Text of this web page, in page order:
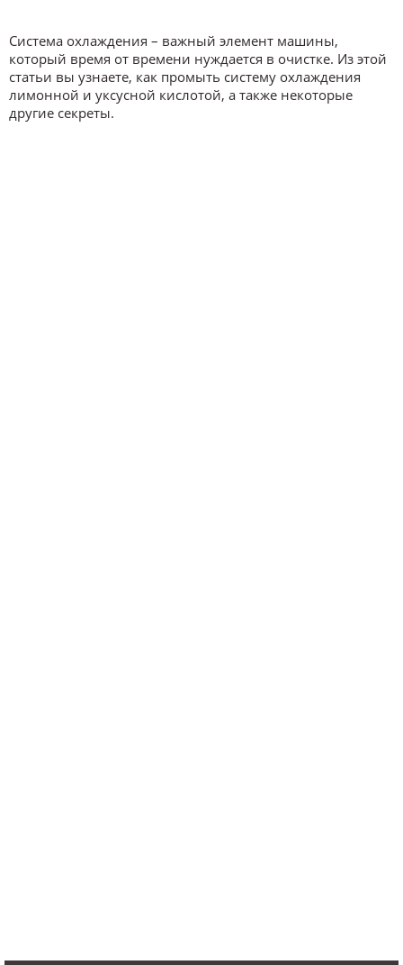
Система охлаждения – важный элемент машины,
который время от времени нуждается в очистке. Из этой
статьи вы узнаете, как промыть систему охлаждения
лимонной и уксусной кислотой, а также некоторые
другие секреты.